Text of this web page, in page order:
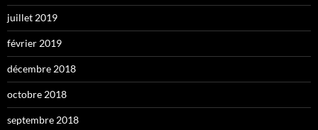
juillet 2019
février 2019
décembre 2018
octobre 2018
septembre 2018